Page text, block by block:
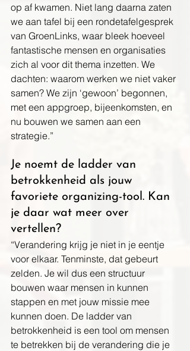
op af kwamen. Niet lang daarna zaten
we aan tafel bij een rondetafelgesprek
van GroenLinks, waar bleek hoeveel
fantastische mensen en organisaties
zich al voor dit thema inzetten. We
dachten: waarom werken we niet vaker
samen? We zijn ‘gewoon’ begonnen,
met een appgroep, bijeenkomsten, en
nu bouwen we samen aan een
strategie.”
Je noemt de ladder van
betrokkenheid als jouw
favoriete organizing-tool. Kan
je daar wat meer over
vertellen?
“Verandering krijg je niet in je eentje
voor elkaar. Tenminste, dat gebeurt
zelden. Je wil dus een structuur
bouwen waar mensen in kunnen
stappen en met jouw missie mee
kunnen doen. De ladder van
betrokkenheid is een tool om mensen
te betrekken bij de verandering die je